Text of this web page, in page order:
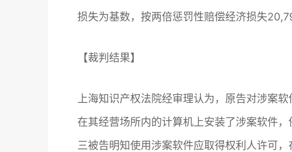
损失为基数，按两倍惩罚性赔偿经济损失
【裁判结果】
上海知识产权法院经审理认为，原告对涉案
在其经营场所内的计算机上安装了涉案软件
三被告明知使用涉案软件应取得权利人许可